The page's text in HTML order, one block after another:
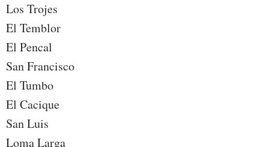
Los Trojes
El Temblor
El Pencal
San Francisco
El Tumbo
El Cacique
San Luis
Loma Larga